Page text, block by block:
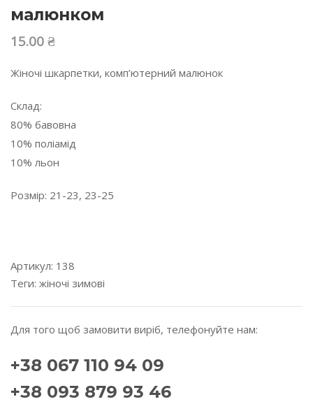
малюнком
15.00 ₴
Жіночі шкарпетки, комп’ютерний малюнок
Склад:
80% бавовна
10% поліамід
10% льон
Розмір: 21-23, 23-25
Артикул: 138
Теги: жіночі зимові
Для того щоб замовити виріб, телефонуйте нам:
+38 067 110 94 09
+38 093 879 93 46